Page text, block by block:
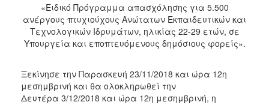
2020
2019
2018
2016
2015
«Ειδικό Πρόγραμμα απασχόλησης για 5.500
ανέργους πτυχιούχους Ανώτατων Εκπαιδευτικών και
Τεχνολογικών Ιδρυμάτων, ηλικίας 22-29 ετών, σε
Υπουργεία και εποπτευόμενους δημόσιους φορείς».
Ξεκίνησε την Παρασκευή 23/11/2018 και ώρα 12η
μεσημβρινή και θα ολοκληρωθεί την
Δευτέρα 3/12/2018 και ώρα 12η μεσημβρινή, η